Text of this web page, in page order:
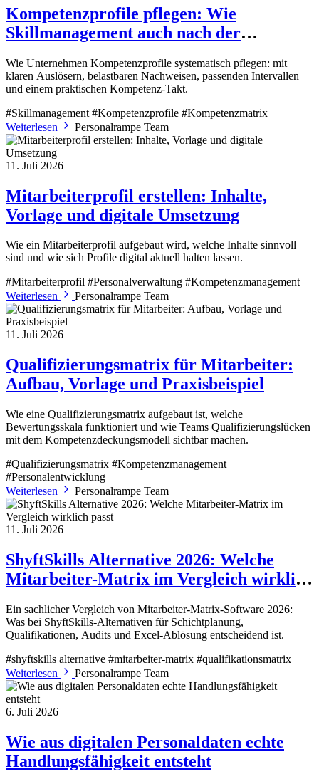
Kompetenzprofile pflegen: Wie
Skillmanagement auch nach der
Wie Unternehmen Kompetenzprofile systematisch pflegen: mit
klaren Auslösern, belastbaren Nachweisen, passenden Intervallen
und einem praktischen Kompetenz-Takt.
#Skillmanagement #Kompetenzprofile #Kompetenzmatrix
Weiterlesen
Personalrampe Team
11. Juli 2026
Mitarbeiterprofil erstellen: Inhalte,
Vorlage und digitale Umsetzung
Wie ein Mitarbeiterprofil aufgebaut wird, welche Inhalte sinnvoll
sind und wie sich Profile digital aktuell halten lassen.
#Mitarbeiterprofil #Personalverwaltung #Kompetenzmanagement
Weiterlesen
Personalrampe Team
11. Juli 2026
Qualifizierungsmatrix für Mitarbeiter:
Aufbau, Vorlage und Praxisbeispiel
Wie eine Qualifizierungsmatrix aufgebaut ist, welche
Bewertungsskala funktioniert und wie Teams Qualifizierungslücken
mit dem Kompetenzdeckungsmodell sichtbar machen.
#Qualifizierungsmatrix #Kompetenzmanagement
#Personalentwicklung
Weiterlesen
Personalrampe Team
11. Juli 2026
ShyftSkills Alternative 2026: Welche
Mitarbeiter-Matrix im Vergleich wirklich
Ein sachlicher Vergleich von Mitarbeiter-Matrix-Software 2026:
Was bei ShyftSkills-Alternativen für Schichtplanung,
Qualifikationen, Audits und Excel-Ablösung entscheidend ist.
#shyftskills alternative #mitarbeiter-matrix #qualifikationsmatrix
Weiterlesen
Personalrampe Team
6. Juli 2026
Wie aus digitalen Personaldaten echte
Handlungsfähigkeit entsteht